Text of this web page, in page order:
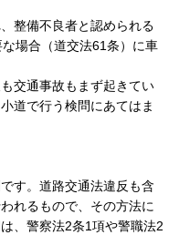
整備不良者と認められる
場合（道交法61条）に車
交通事故もまず起きてい
道で行う検問にあてはま
す。道路交通法違反も含
れるもので、その方法に
、警察法2条1項や警職法2